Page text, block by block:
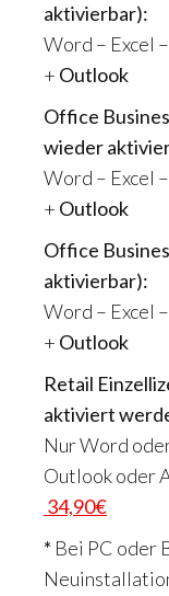
Word – Excel
+ Outlook
Office
wieder
Word – Excel
+ Outlook
Office
Word – Excel
+ Outlook
Retail
aktiviert
Nur Word
Outlook
34,90€
* Bei PC oder